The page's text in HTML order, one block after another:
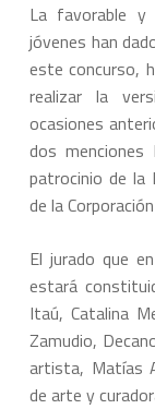
La favorable
jóvenes han
este concurso,
realizar la
ocasiones
dos
patrocinio de la
de la
El jurado que
estará
Itaú, Catalina
Zamudio,
artista, Matías
de arte y